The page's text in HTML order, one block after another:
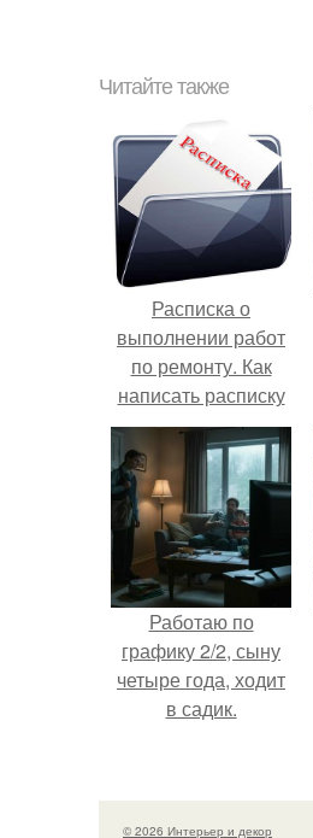
Читайте также
Расписка о
выполнении работ
по ремонту. Как
написать расписку
в получении денег
за выполненные
работы?
Работаю по
графику 2/2, сыну
четыре года, ходит
в садик.
© 2026 Интерьер и декор